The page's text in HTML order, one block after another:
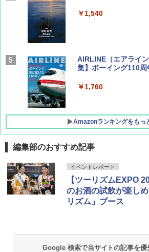
￥1,540
AIRLINE（エアライ
集】ボーイング110周
￥1,760
Amazonランキングをもっ
D40 地球の歩き方 チ
力的な町 2026～2027
￥2,079
[キャンパーズコレク
プテント 傘みたいに
ッとサンシェード キ
ッシュ 簡単設置 ワン
&ハイキング カーキ
PYKES PEAK (パイ
BUNDOK(バンドック
-08EX カーキ ソロキ
レーム テント
￥14,800
026リニューアル 急
コンパクト 保冷力長
編集部のおすすめ記事
イベントレポート
【ツーリズムEXPO
のお酒の試飲が楽し
リズム」ブース
Google 検索で当サイトの記事を優